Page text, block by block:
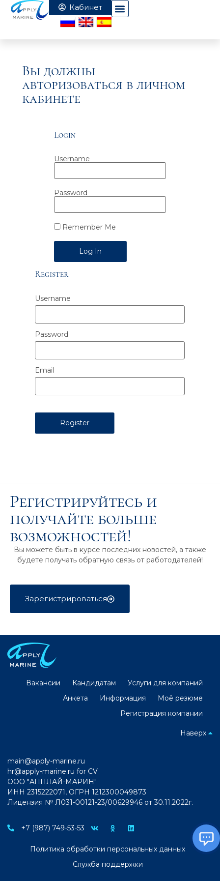
Вы должны
авторизоваться в личном
кабинете
Login
Username
Password
Remember Me
Alternative:
Register
Username
Password
Email
Регистрируйтесь и
получайте больше
возможностей!
Вы можете быть в курсе последних новостей, а также
будете получать обратную связь от работодателей!
Зарегистрироваться
Вакансии Кандидатам
Услуги для компаний
Анкета
Информация
Моё резюме
Регистрация компании
Наверх
main@apply-marine.ru
hr@apply-marine.ru for CV
ООО "АППЛАЙ-МАРИН"
ИНН 2315222071, ОГРН 1212300049873
Лицензия № Л031-00121-23/00629946 от 30.11.2022г.
+7 (987) 749-53-53
Политика обработки персональных данных
Служба поддержки